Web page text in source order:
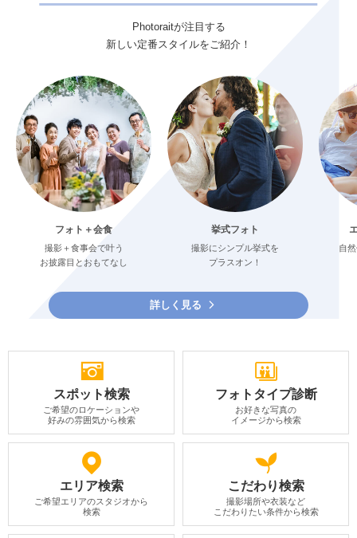
Photoraitが注目する
新しい定番スタイルをご紹介！
フォト＋会食
撮影＋食事会で叶う
お披露目とおもてなし
挙式フォト
撮影にシンプル挙式を
プラスオン！
自
詳しく見る
スポット検索
ご希望のロケーションや
好みの雰囲気から検索
フォトタイプ診断
お好きな写真の
イメージから検索
エリア検索
ご希望エリアのスタジオから
検索
こだわり検索
撮影場所や衣装など
こだわりたい条件から検索